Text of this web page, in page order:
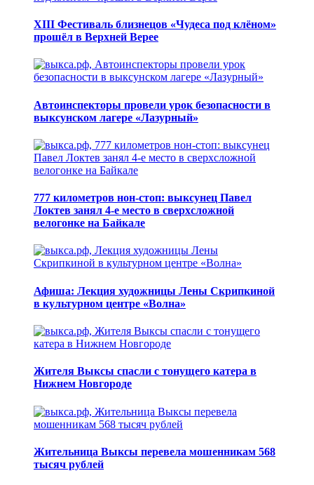
XIII Фестиваль близнецов «Чудеса под клёном»
прошёл в Верхней Верее
Автоинспекторы провели урок безопасности в
выксунском лагере «Лазурный»
777 километров нон-стоп: выксунец Павел
Локтев занял 4-е место в сверхсложной
велогонке на Байкале
Афиша: Лекция художницы Лены Скрипкиной
в культурном центре «Волна»
Жителя Выксы спасли с тонущего катера в
Нижнем Новгороде
Жительница Выксы перевела мошенникам 568
тысяч рублей